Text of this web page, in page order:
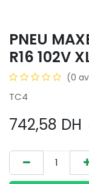
PNEU
R16 102V
(0
TC4
742,58 DH